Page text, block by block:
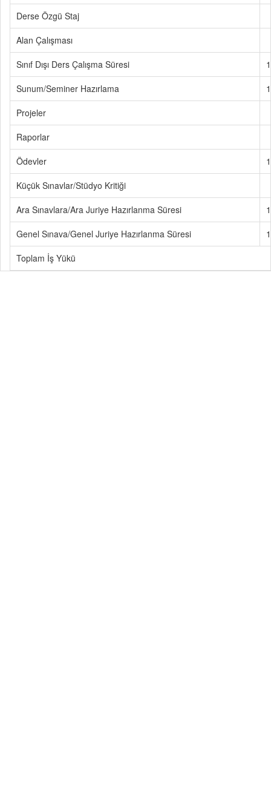
Derse Özgü Staj
Alan Çalışması
Sınıf Dışı Ders Çalışma Süresi
Sunum/Seminer Hazırlama
1
Projeler
Raporlar
Ödevler
1
Küçük Sınavlar/Stüdyo Kritiği
Ara Sınavlara/Ara Juriye Hazırlanma Süresi
1
Genel Sınava/Genel Juriye Hazırlanma Süresi
1
Toplam İş Yükü